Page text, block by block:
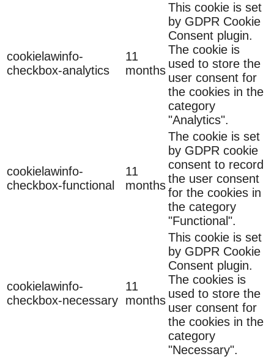
cookielawinfo-
checkbox-analytics
11
months
This cookie is set
by GDPR Cookie
Consent plugin.
The cookie is
used to store the
user consent for
the cookies in the
category
"Analytics".
cookielawinfo-
checkbox-functional
11
months
The cookie is set
by GDPR cookie
consent to record
the user consent
for the cookies in
the category
"Functional".
cookielawinfo-
checkbox-necessary
11
months
This cookie is set
by GDPR Cookie
Consent plugin.
The cookies is
used to store the
user consent for
the cookies in the
category
"Necessary".